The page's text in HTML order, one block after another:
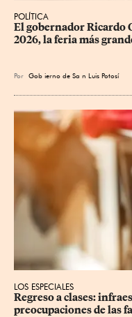
POLÍTICA
​El gobernador Ricardo
2026, la feria más
Por Gob ierno de Sa n Luis Potosí
LOS ESPECIALES
Regreso a clases:
preocupaciones de las